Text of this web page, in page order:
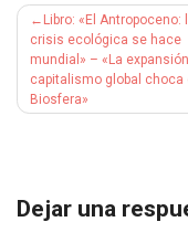
Navegación
de
entradas
Libro: «El Antropoceno:
crisis ecológica se hace
mundial» – «La
capitalismo global choca
Biosfera»
Dejar una